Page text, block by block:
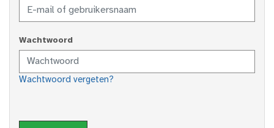
Wachtwoord
Wachtwoord vergeten?